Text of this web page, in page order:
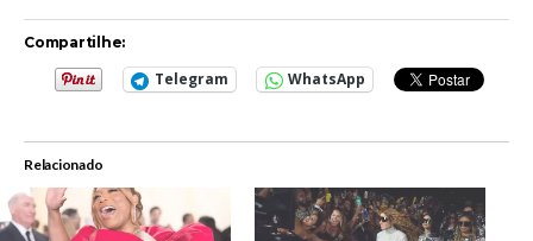
Compartilhe:
Telegram WhatsApp
Relacionado